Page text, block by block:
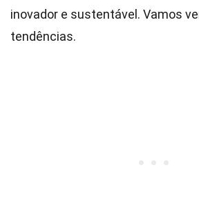
inovador e sustentável. Vamos
tendências.